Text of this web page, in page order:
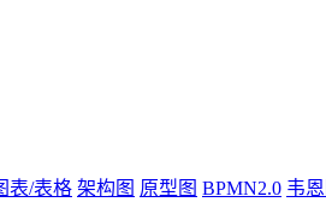
表/表格 架构图 原型图 BPMN2.0 韦